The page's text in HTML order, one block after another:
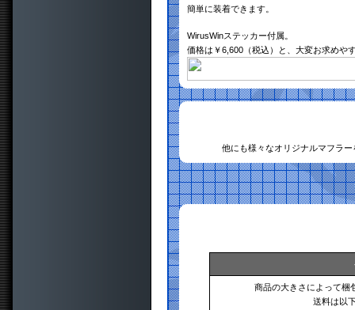
簡単に装着できます。
WirusWinステッカー付属。
価格は￥6,600（税込）と、大変お求めや
他にも様々なオリジナルマフラ
商品の大きさによって梱
送料は以